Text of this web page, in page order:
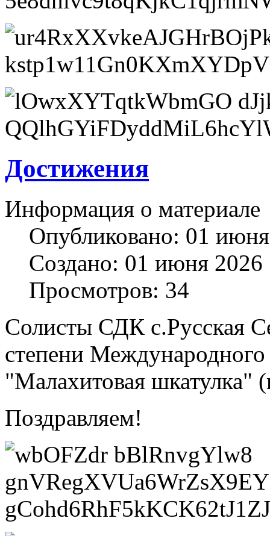
Достижения
Информация о материале
Опубликовано: 01
Создано: 01 июня 2026
Просмотров: 34
Солисты СДК с.Русская
степени Международного
"Малахитовая шкатулка"
Поздравляем!